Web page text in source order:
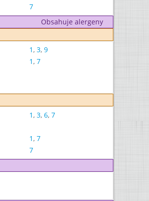
7
Obsahuje alergeny
1, 3, 9
1, 7
1, 3, 6, 7
1, 7
7